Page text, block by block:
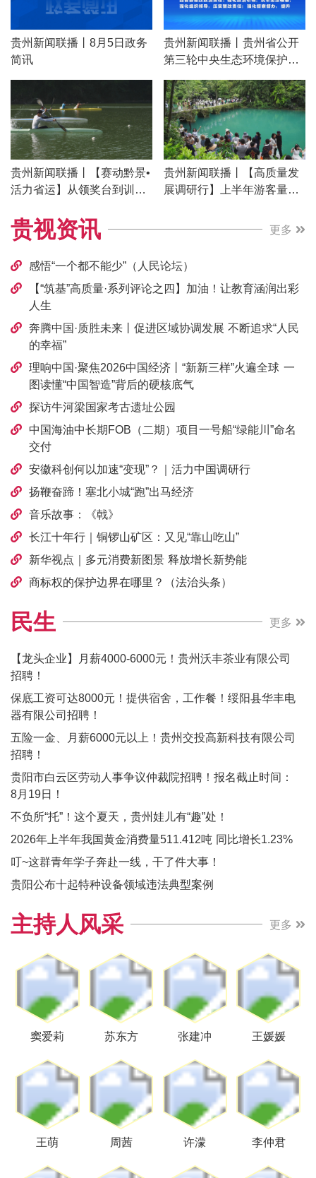
贵州新闻联播丨8月5日政务
简讯
贵州新闻联播丨贵州省公开
第三轮中央生态环境保护督
察整改情况
贵州新闻联播丨【赛动黔景•
活力省运】从领奖台到训练
贵州新闻联播丨【高质量发
展调研行】上半年游客量增
贵视资讯 更多
感悟“一个都不能少”（人民论坛）
【“筑基”高质量·系列评论之四】加油！让教育涵润出彩
人生
奔腾中国·质胜未来丨促进区域协调发展 不断追求“人民
的幸福”
理响中国·聚焦2026中国经济丨“新新三样”火遍全球 一
图读懂“中国智造”背后的硬核底气
探访牛河梁国家考古遗址公园
中国海油中长期FOB（二期）项目一号船“绿能川”命名
交付
安徽科创何以加速“变现”？｜活力中国调研行
扬鞭奋蹄！塞北小城“跑”出马经济
音乐故事：《戟》
长江十年行｜铜锣山矿区：又见“靠山吃山”
新华视点｜多元消费新图景 释放增长新势能
商标权的保护边界在哪里？（法治头条）
民生 更多
【龙头企业】月薪4000-6000元！贵州沃丰茶业有限公司
招聘！
保底工资可达8000元！提供宿舍，工作餐！绥阳县华丰电
器有限公司招聘！
五险一金、月薪6000元以上！贵州交投高新科技有限公司
招聘！
贵阳市白云区劳动人事争议仲裁院招聘！报名截止时间：
8月19日！
不负所“托”！这个夏天，贵州娃儿有“趣”处！
2026年上半年我国黄金消费量511.412吨 同比增长1.23%
叮~这群青年学子奔赴一线，干了件大事！
贵阳公布十起特种设备领域违法典型案例
主持人风采 更多
窦爱莉 苏东方 张建冲 王媛媛
王萌 周茜 许濛 李仲君